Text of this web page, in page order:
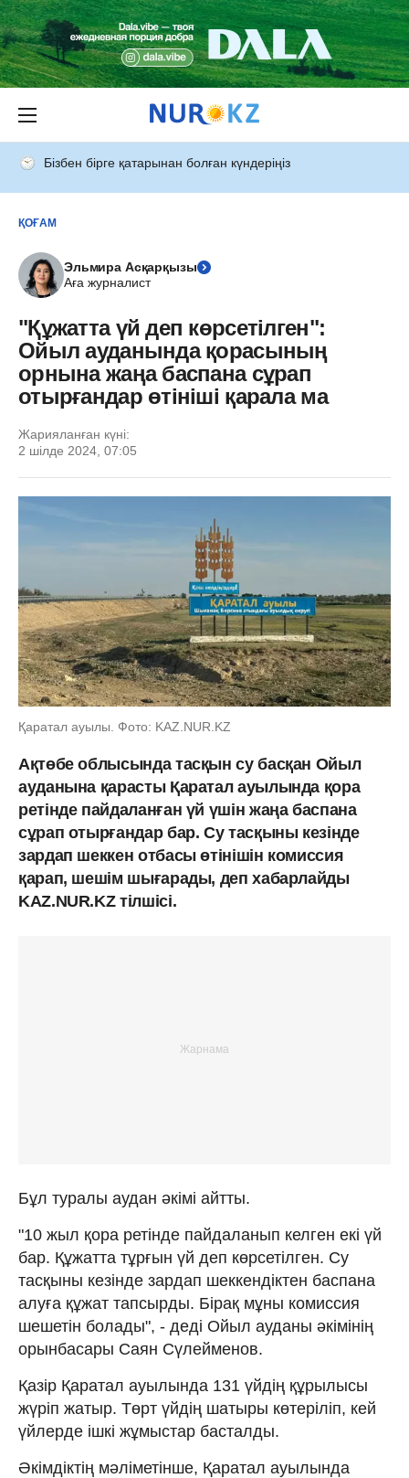
Бізбен бірге қатарынан болған күндеріңіз
ҚОҒАМ
Эльмира Асқарқызы
Аға журналист
"Құжатта үй деп көрсетілген":
Ойыл ауданында қорасының
орнына жаңа баспана сұрап
отырғандар өтініші қарала ма
Жарияланған күні:
2 шілде 2024, 07:05
Қаратал ауылы. Фото: KAZ.NUR.KZ
Ақтөбе облысында тасқын су басқан Ойыл
ауданына қарасты Қаратал ауылында қора
ретінде пайдаланған үй үшін жаңа баспана
сұрап отырғандар бар. Су тасқыны кезінде
зардап шеккен отбасы өтінішін комиссия
қарап, шешім шығарады, деп хабарлайды
KAZ.NUR.KZ тілшісі.
Бұл туралы аудан әкімі айтты.
"10 жыл қора ретінде пайдаланып келген екі үй
бар. Құжатта тұрғын үй деп көрсетілген. Су
тасқыны кезінде зардап шеккендіктен баспана
алуға құжат тапсырды. Бірақ мұны комиссия
шешетін болады", - деді Ойыл ауданы әкімінің
орынбасары Саян Сүлейменов.
Қазір Қаратал ауылында 131 үйдің құрылысы
жүріп жатыр. Төрт үйдің шатыры көтеріліп, кей
үйлерде ішкі жұмыстар басталды.
Әкімдіктің мәліметінше, Қаратал ауылында